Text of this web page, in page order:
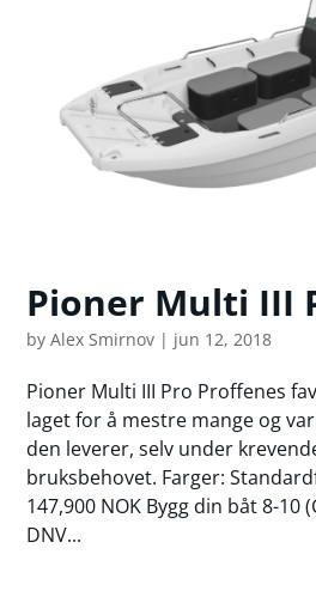
Pioner Multi III
byAlex Smirnov | jun 12, 2018
Pioner Multi III Pro Proffenes
laget for å mestre mange og
den leverer, selv under
bruksbehovet. Farger:
147,900 NOK Bygg din båt 8-10
DNV...